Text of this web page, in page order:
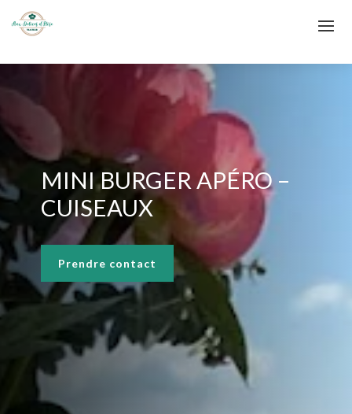
MINI BURGER APÉRO –
CUISEAUX
Prendre contact